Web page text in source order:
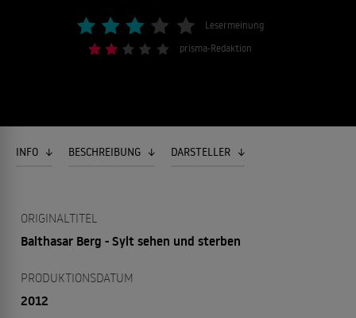
Lesermeinung
prisma-Redaktion
INFO BESCHREIBUNG DARSTELLER
ORIGINALTITEL
Balthasar Berg - Sylt sehen und sterben
PRODUKTIONSDATUM
2012